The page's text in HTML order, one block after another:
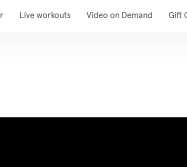
Live workouts Video on Demand Gift